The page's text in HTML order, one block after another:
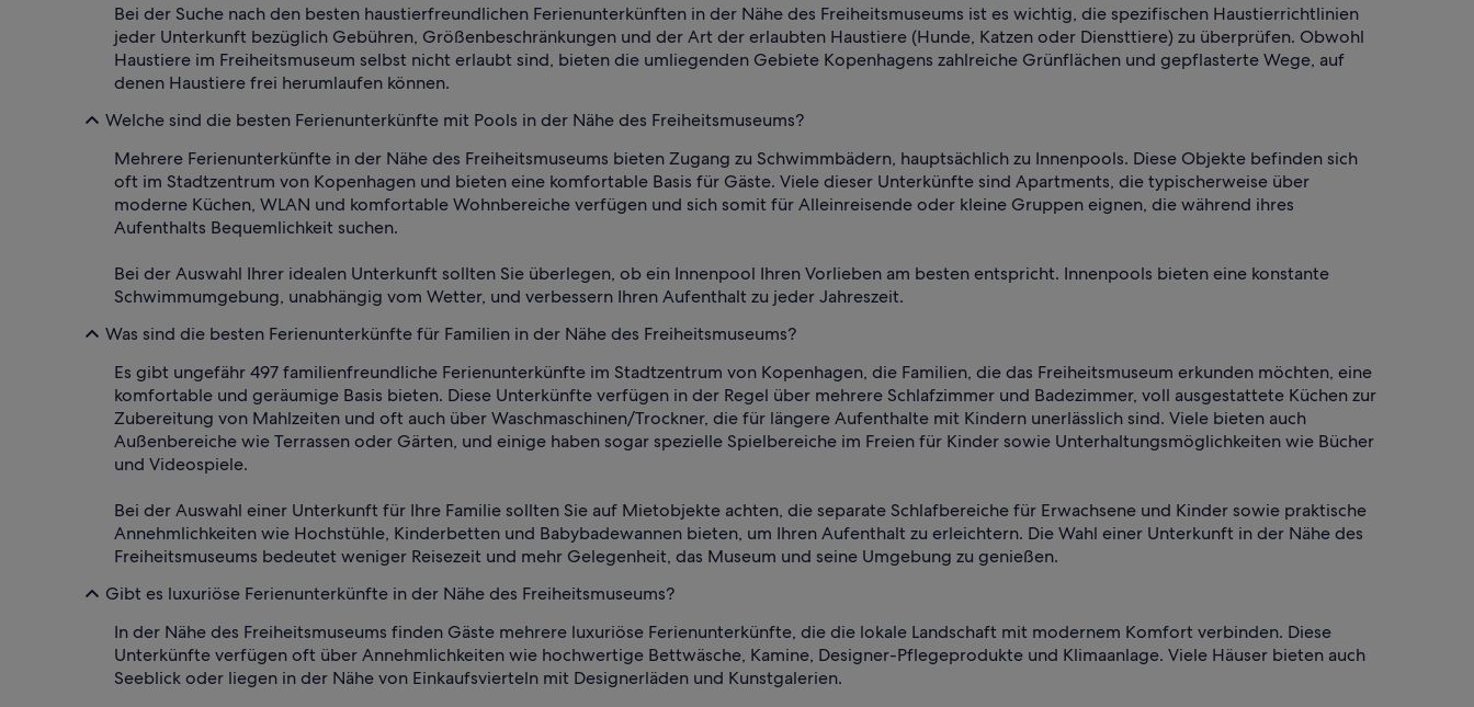
Bei der Suche nach den besten haustierfreundlichen Ferienunterkünften in der Nähe des Freiheitsmuseums ist es wichtig, die spezifischen Haustierrichtlinien
jeder Unterkunft bezüglich Gebühren, Größenbeschränkungen und der Art der erlaubten Haustiere (Hunde, Katzen oder Diensttiere) zu überprüfen. Obwohl
Haustiere im Freiheitsmuseum selbst nicht erlaubt sind, bieten die umliegenden Gebiete Kopenhagens zahlreiche Grünflächen und gepflasterte Wege, auf
denen Haustiere frei herumlaufen können.
Welche sind die besten Ferienunterkünfte mit Pools in der Nähe des Freiheitsmuseums?
Mehrere Ferienunterkünfte in der Nähe des Freiheitsmuseums bieten Zugang zu Schwimmbädern, hauptsächlich zu Innenpools. Diese Objekte befinden sich
oft im Stadtzentrum von Kopenhagen und bieten eine komfortable Basis für Gäste. Viele dieser Unterkünfte sind Apartments, die typischerweise über
moderne Küchen, WLAN und komfortable Wohnbereiche verfügen und sich somit für Alleinreisende oder kleine Gruppen eignen, die während ihres
Aufenthalts Bequemlichkeit suchen.
Bei der Auswahl Ihrer idealen Unterkunft sollten Sie überlegen, ob ein Innenpool Ihren Vorlieben am besten entspricht. Innenpools bieten eine konstante
Schwimmumgebung, unabhängig vom Wetter, und verbessern Ihren Aufenthalt zu jeder Jahreszeit.
Was sind die besten Ferienunterkünfte für Familien in der Nähe des Freiheitsmuseums?
Es gibt ungefähr 497 familienfreundliche Ferienunterkünfte im Stadtzentrum von Kopenhagen, die Familien, die das Freiheitsmuseum erkunden möchten, eine
komfortable und geräumige Basis bieten. Diese Unterkünfte verfügen in der Regel über mehrere Schlafzimmer und Badezimmer, voll ausgestattete Küchen zur
Zubereitung von Mahlzeiten und oft auch über Waschmaschinen/Trockner, die für längere Aufenthalte mit Kindern unerlässlich sind. Viele bieten auch
Außenbereiche wie Terrassen oder Gärten, und einige haben sogar spezielle Spielbereiche im Freien für Kinder sowie Unterhaltungsmöglichkeiten wie Bücher
und Videospiele.
Bei der Auswahl einer Unterkunft für Ihre Familie sollten Sie auf Mietobjekte achten, die separate Schlafbereiche für Erwachsene und Kinder sowie praktische
Annehmlichkeiten wie Hochstühle, Kinderbetten und Babybadewannen bieten, um Ihren Aufenthalt zu erleichtern. Die Wahl einer Unterkunft in der Nähe des
Freiheitsmuseums bedeutet weniger Reisezeit und mehr Gelegenheit, das Museum und seine Umgebung zu genießen.
Gibt es luxuriöse Ferienunterkünfte in der Nähe des Freiheitsmuseums?
In der Nähe des Freiheitsmuseums finden Gäste mehrere luxuriöse Ferienunterkünfte, die die lokale Landschaft mit modernem Komfort verbinden. Diese
Unterkünfte verfügen oft über Annehmlichkeiten wie hochwertige Bettwäsche, Kamine, Designer-Pflegeprodukte und Klimaanlage. Viele Häuser bieten auch
Seeblick oder liegen in der Nähe von Einkaufsvierteln mit Designerläden und Kunstgalerien.